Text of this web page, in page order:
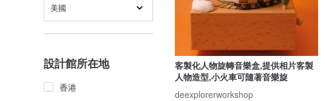
美國
設計館所在地
香港
客製化人物旋轉音樂盒,提供相片客製
人物造型,小火車可隨著音樂旋
deexplorerworkshop